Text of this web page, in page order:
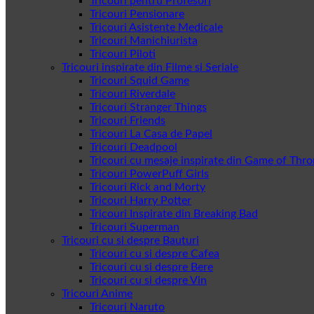
Tricouri Pensionare
Tricouri Asistente Medicale
Tricouri Manichiurista
Tricouri Piloti
Tricouri inspirate din Filme si Seriale
Tricouri Squid Game
Tricouri Riverdale
Tricouri Stranger Things
Tricouri Friends
Tricouri La Casa de Papel
Tricouri Deadpool
Tricouri cu mesaje inspirate din Game of
Tricouri PowerPuff Girls
Tricouri Rick and Morty
Tricouri Harry Potter
Tricouri Inspirate din Breaking Bad
Tricouri Superman
Tricouri cu si despre Bauturi
Tricouri cu si despre Cafea
Tricouri cu si despre Bere
Tricouri cu si despre Vin
Tricouri Anime
Tricouri Naruto